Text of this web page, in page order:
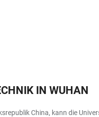
IN WUHAN
China, kann die